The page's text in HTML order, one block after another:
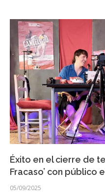
Éxito en el cierre de
Fracaso’ con público
05/09/2025